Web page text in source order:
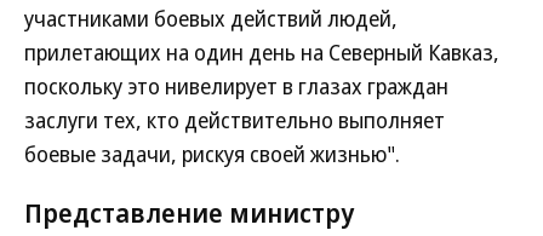
участниками боевых действий людей,
прилетающих на один день на Северный Кавказ,
поскольку это нивелирует в глазах граждан
заслуги тех, кто действительно выполняет
боевые задачи, рискуя своей жизнью".
Представление министру